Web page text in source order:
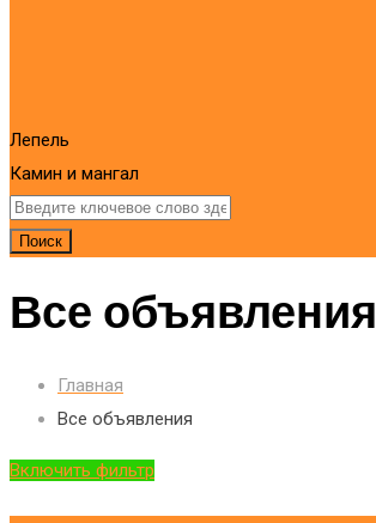
Лепель
Камин и мангал
Поиск
Все объявления
Главная
Все объявления
Включить фильтр